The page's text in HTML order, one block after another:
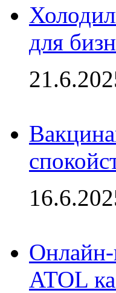
для
Онлайн-
ATOL